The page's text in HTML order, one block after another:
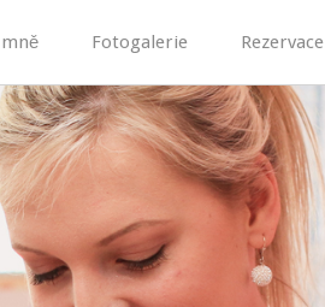
Fotogalerie Rezervace